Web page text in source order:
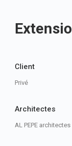
Client
Privé
Architectes
AL PEPE architectes